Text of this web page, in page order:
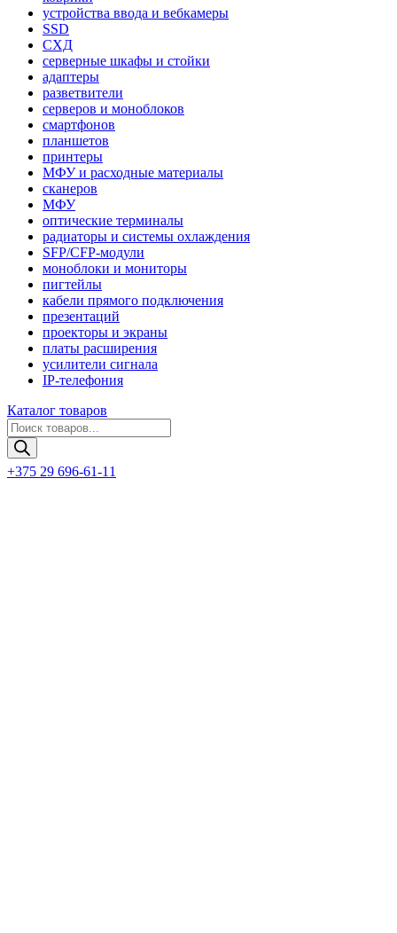
устройства ввода и вебкамеры
SSD
СХД
серверные шкафы и стойки
адаптеры
разветвители
серверов и моноблоков
смартфонов
планшетов
принтеры
МФУ и расходные материалы
сканеров
МФУ
оптические терминалы
радиаторы и системы охлаждения
SFP/CFP-модули
моноблоки и мониторы
пигтейлы
кабели прямого подключения
презентаций
проекторы и экраны
платы расширения
усилители сигнала
IP-телефония
Каталог товаров
Поиск
товаров
+375 29 696-61-11